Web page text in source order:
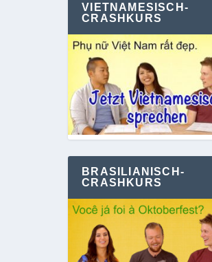
VIETNAMESISCH-
CRASHKURS
BRASILIANISCH-
CRASHKURS